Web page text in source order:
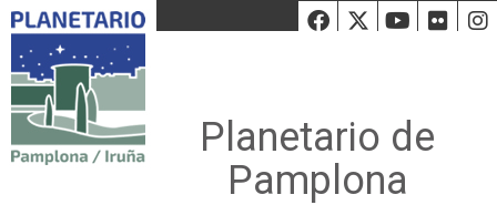
Facebook
Twiiter
Planetario de
Pamplona